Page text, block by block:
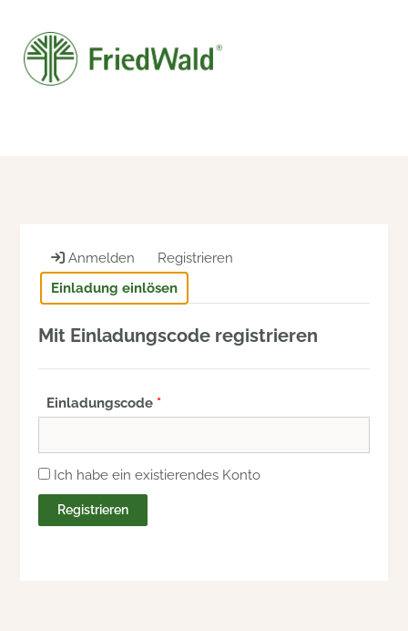
Anmelden
Registrieren
Einladung einlösen
Mit Einladungscode registrieren
Einladungscode
Ich habe ein existierendes Konto
Registrieren